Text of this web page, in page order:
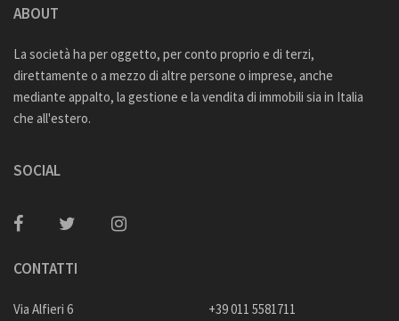
ABOUT
La società ha per oggetto, per conto proprio e di terzi,
direttamente o a mezzo di altre persone o imprese, anche
mediante appalto, la gestione e la vendita di immobili sia in Italia
che all'estero.
SOCIAL
CONTATTI
Via Alfieri 6
+39 011 5581711